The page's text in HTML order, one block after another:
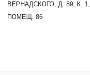
ВЕРНАДСКОГО, Д. 89, К. 1,
ПОМЕЩ. 86